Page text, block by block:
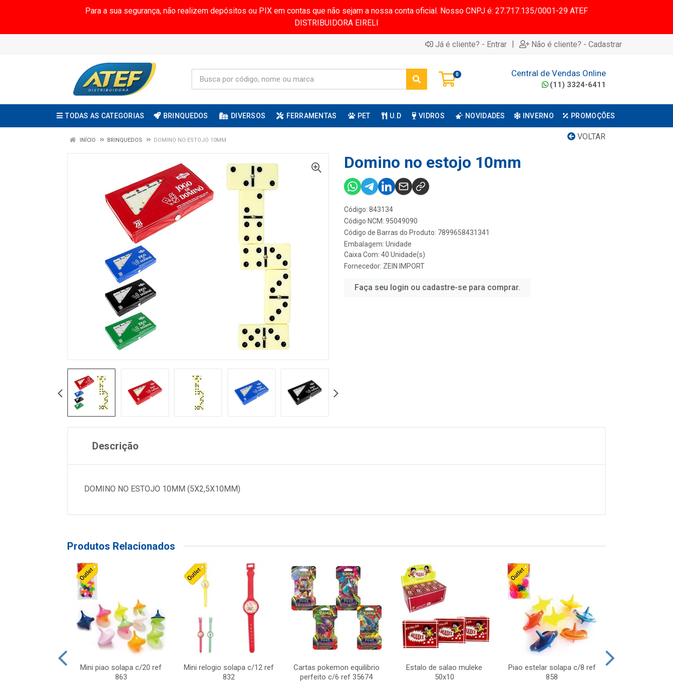
Para a sua segurança, não realizem depósitos ou PIX em contas que não sejam a nossa conta oficial. Nosso CNPJ é: 27.717.135/0001-29 ATEF
DISTRIBUIDORA EIRELI
Já é cliente? - Entrar | Não é cliente? - Cadastrar
0 Central de Vendas Online
(11) 3324-6411
TODAS AS CATEGORIAS BRINQUEDOS DIVERSOS FERRAMENTAS PET U.D VIDROS NOVIDADES INVERNO PROMOÇÕES
VOLTAR
INÍCIO BRINQUEDOS DOMINO NO ESTOJO 10MM
Domino no estojo 10mm
Código: 843134
Código NCM: 95049090
Código de Barras do Produto: 7899658431341
Embalagem: Unidade
Caixa Com: 40 Unidade(s)
Fornecedor: ZEIN IMPORT
Faça seu login ou cadastre-se para comprar.
Descrição
DOMINO NO ESTOJO 10MM (5X2,5X10MM)
Produtos Relacionados
Mini piao solapa c/20 ref
863
Mini relogio solapa c/12 ref
832
Cartas pokemon equilibrio
perfeito c/6 ref 35674
Estalo de salao muleke
50x10
Piao estelar solapa c/8 ref
858